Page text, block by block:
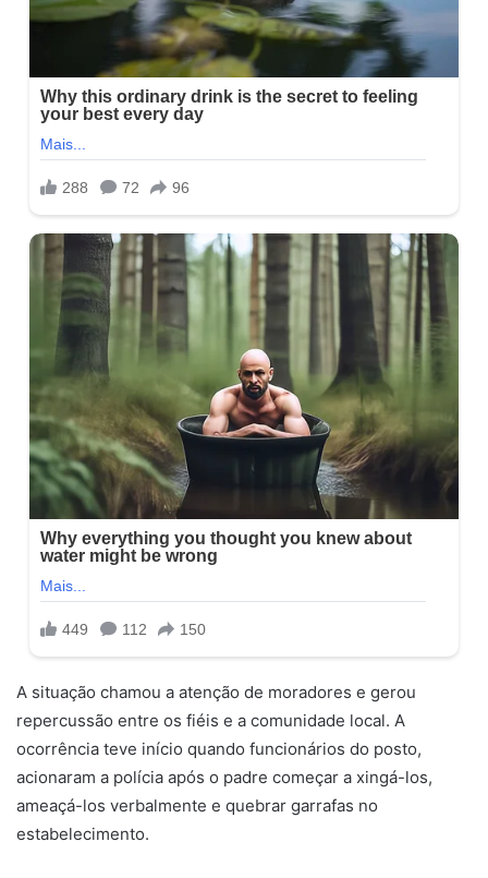
A situação chamou a atenção de moradores e gerou
repercussão entre os fiéis e a comunidade local. A
ocorrência teve início quando funcionários do posto,
acionaram a polícia após o padre começar a xingá-los,
ameaçá-los verbalmente e quebrar garrafas no
estabelecimento.